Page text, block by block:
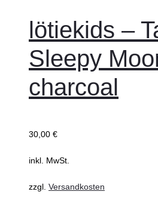
lötiekids –
Sleepy
charcoal
30,00 €
inkl. MwSt.
zzgl. Versandkosten